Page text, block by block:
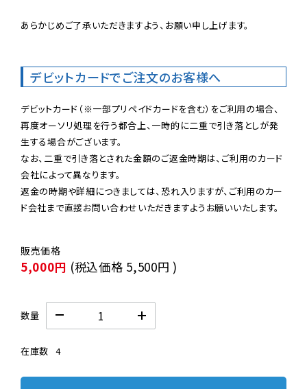
あらかじめご了承いただきますよう、お願い申し上げます。
デビットカードでご注文のお客様へ
デビットカード（※一部プリペイドカードを含む）をご利用の場合、
再度オーソリ処理を行う都合上、一時的に二重で引き落としが発
生する場合がございます。
なお、二重で引き落とされた金額のご返金時期は、ご利用のカード
会社によって異なります。
返金の時期や詳細につきましては、恐れ入りますが、ご利用のカー
ド会社まで直接お問い合わせいただきますようお願いいたします。
5,000円 (税込価格 5,500円 )
数量
在庫数 4